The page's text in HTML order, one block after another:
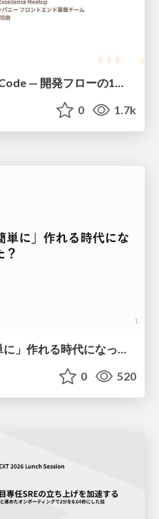
使いながら育てる Claude Code — 開発フローの1コマンド化 × 繰り返し指摘の自動仕組み化
0 1.7k
0 520